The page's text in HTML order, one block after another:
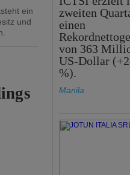
ein
und
zweiten
einen
von 363
US-Dollar
%).
Manila